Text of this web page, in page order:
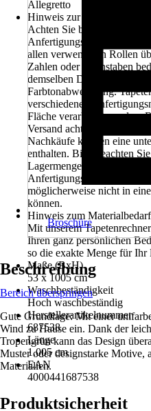
Allegretto
Hinweis zur
Achten Sie beim Kauf
Anfertigungsnummer der
allen verwendeten Rollen
Zahlen oder Buchstaben
demselben Druckgang
Farbtonabweichung.
verschiedenen
Fläche verarbeitet werden.
Versand achten wir auf
Nachkäufe können eine
enthalten. Bitte beachten
Lagermengen in den
Anfertigungsnummern
möglicherweise nicht in
können.
Hinweis zum Materialbedarf
Mit unserem
Ihren ganz persönlichen
so die exakte Menge für Ihr
Maße (BxH)
53 x 1005 cm
Waschbeständigkeit
Hoch waschbeständig
Herstellerartikelnummer
687538
Länge
1.005 cm
EAN
4000441687538
Broschüre
Beschreibung
Bereich überspringen
Gute Grundlage: Mit einer
Wind zu Hause ein. Dank der
Tropengrün kann das Design
Muster oder designstarke Motive,
Materialien.
Produktsicherheit